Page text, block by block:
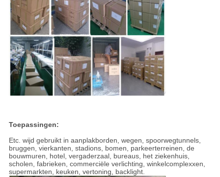
Toepassingen:
Etc. wijd gebruikt in aanplakborden, wegen, spoorwegtunnels,
bruggen, vierkanten, stadions, bomen, parkeerterreinen, de
bouwmuren, hotel, vergaderzaal, bureaus, het ziekenhuis,
scholen, fabrieken, commerciële verlichting, winkelcomplexxen,
supermarkten, keuken, vertoning, backlight.